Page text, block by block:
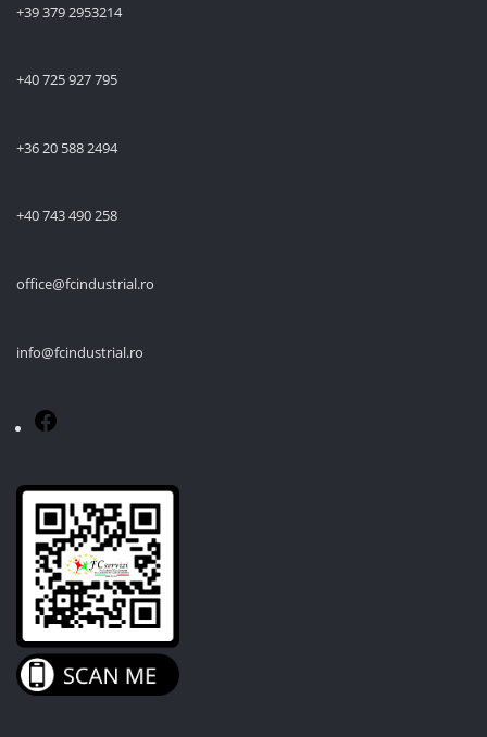
+39 379 2953214
+40 725 927 795
+36 20 588 2494
+40 743 490 258
office@fcindustrial.ro
info@fcindustrial.ro